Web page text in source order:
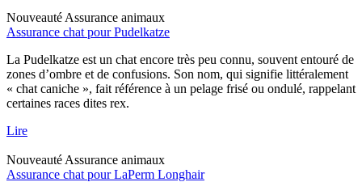
Nouveauté Assurance animaux
Assurance chat pour Pudelkatze
La Pudelkatze est un chat encore très peu connu, souvent entouré de
zones d’ombre et de confusions. Son nom, qui signifie littéralement
« chat caniche », fait référence à un pelage frisé ou ondulé, rappelant
certaines races dites rex.
Lire
Nouveauté Assurance animaux
Assurance chat pour LaPerm Longhair